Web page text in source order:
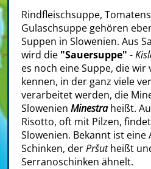
Rindfleischsuppe,
Gulaschsuppe gehören
Suppen in Slowenien. Aus
wird die "Sauersuppe" -
es noch eine Suppe, die
kennen, in der ganz viele
verarbeitet werden, die
Slowenien Minestraheißt.
Risotto, oft mit Pilzen,
Slowenien. Bekannt ist
Schinken, derPršutheißt
Serranoschinken ähnelt.